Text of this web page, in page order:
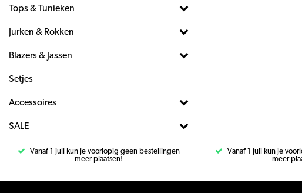
Tops & Tunieken
Jurken & Rokken
Blazers & Jassen
Setjes
Accessoires
SALE
Vanaf 1 juli kun je voorlopig geen bestellingen
meer plaatsen!
Vanaf 1 juli kun je
meer